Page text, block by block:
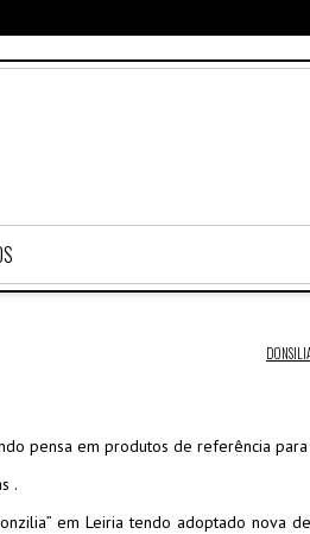
pensa em produtos de referência
.
em Leiria tendo adoptado nova